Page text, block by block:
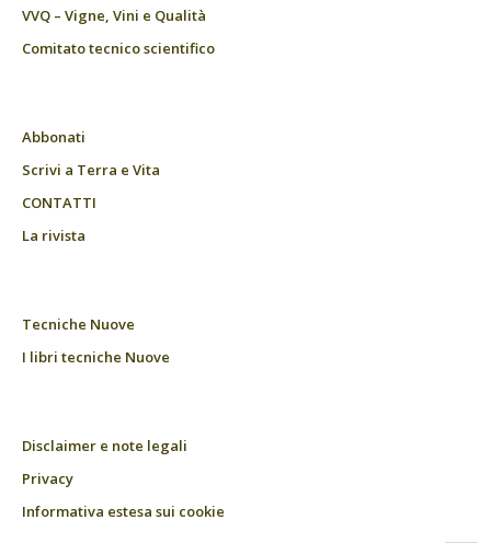
VVQ – Vigne, Vini e Qualità
Comitato tecnico scientifico
Abbonati
Scrivi a Terra e Vita
CONTATTI
La rivista
Tecniche Nuove
I libri tecniche Nuove
Disclaimer e note legali
Privacy
Informativa estesa sui cookie